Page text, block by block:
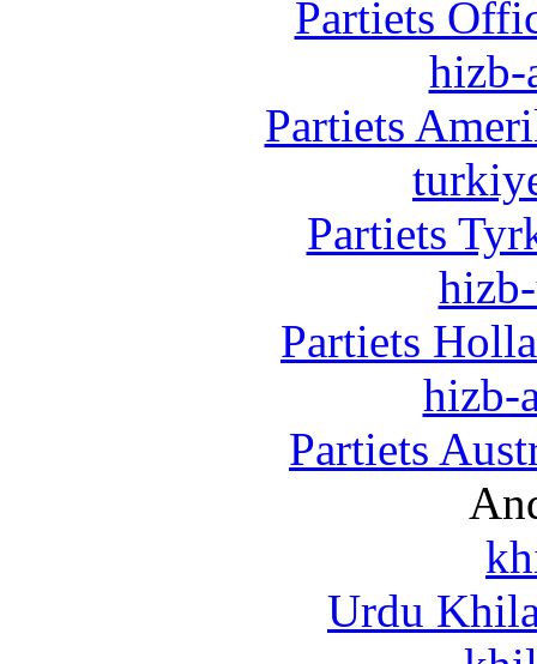
Partiets
hizb-
Partiets
Partiets
Partiets
hizb-
Partiets
Urdu